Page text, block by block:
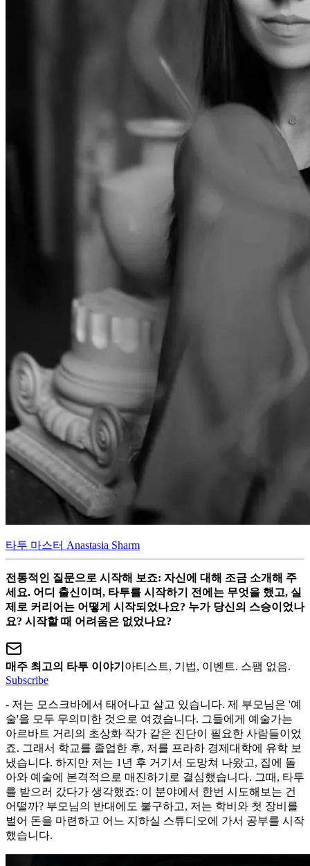
타투 마스터 Anastasia Sharm
전통적인 질문으로 시작해 보죠: 자신에 대해 조금 소개해 주
세요. 어디 출신이며, 타투를 시작하기 전에는 무엇을 했고, 실
제로 커리어는 어떻게 시작되었나요? 누가 당신의 스승이었나
요? 시작할 때 어려움은 없었나요?
매주 최고의 타투 이야기 아티스트, 기법, 이벤트. 스팸 없음.
Subscribe
- 저는 모스크바에서 태어나고 살고 있습니다. 제 부모님은 '예
술'을 모두 무의미한 것으로 여겼습니다. 그들에게 예술가는
아르바트 거리의 초상화 작가 같은 진단이 필요한 사람들이었
죠. 그래서 학교를 졸업한 후, 저를 프라하 경제대학에 유학 보
냈습니다. 하지만 저는 1년 후 거기서 도망쳐 나왔고, 집에 돌
아와 예술에 본격적으로 매진하기로 결심했습니다. 그때, 타투
를 받으러 갔다가 생각했죠: 이 분야에서 한번 시도해보는 건
어떨까? 부모님의 반대에도 불구하고, 저는 학비와 첫 장비를
벌어 돈을 마련하고 어느 지하실 스튜디오에 가서 공부를 시작
했습니다.